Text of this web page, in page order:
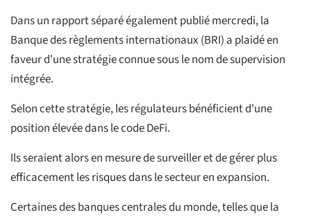
Dans un rapport séparé également publié mercredi, la
Banque des règlements internationaux (BRI) a plaidé en
faveur d'une stratégie connue sous le nom de supervision
intégrée.
Selon cette stratégie, les régulateurs bénéficient d'une
position élevée dans le code DeFi.
Ils seraient alors en mesure de surveiller et de gérer plus
efficacement les risques dans le secteur en expansion.
Certaines des banques centrales du monde, telles que la